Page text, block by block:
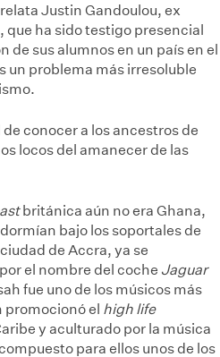
Justin Gandoulou, ex
que ha sido testigo presencial
de sus alumnos en un país en el
un problema más irresoluble
conocer a los ancestros de
locos del amanecer de las
británica aún no era Ghana,
bajo los soportales de
de Accra, ya se
el nombre del coche Jaguar
fue uno de los músicos más
promocionó el high life
y aculturado por la música
para ellos unos de los